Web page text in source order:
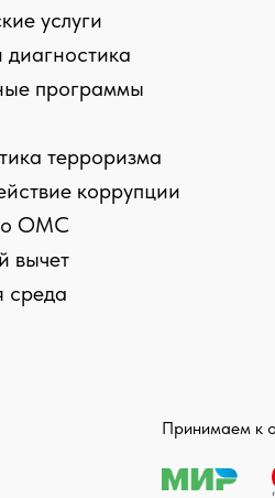
услуги
программы
терроризма
коррупции
ОМС
вычет
среда
Принимаем к
персональных данных